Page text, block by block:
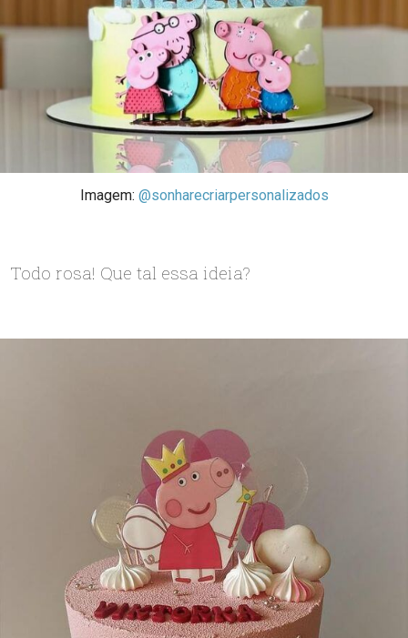
Imagem: @sonharecriarpersonalizados
Todo rosa! Que tal essa ideia?